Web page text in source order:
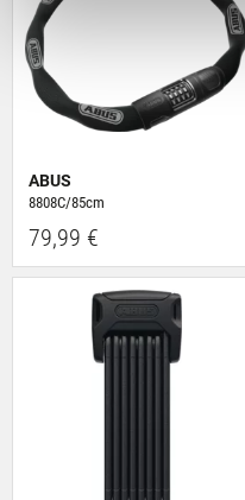
Deiner Verwendung
für soziale Medien,
Unsere Partner führen
möglicherweise mit
ihnen bereitgestellt hast
ABUS
8808C/85cm
79,99 €